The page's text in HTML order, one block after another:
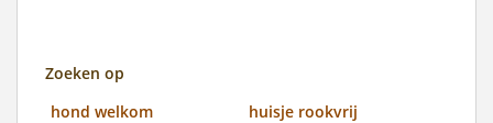
Zoeken op
hond welkom
huisje rookvrij